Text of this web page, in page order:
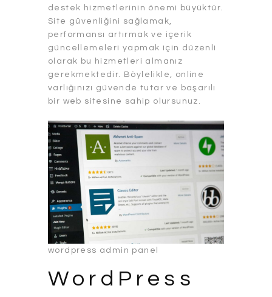
destek hizmetlerinin önemi büyüktür.
Site güvenliğini sağlamak,
performansı artırmak ve içerik
güncellemeleri yapmak için düzenli
olarak bu hizmetleri almanız
gerekmektedir. Böylelikle, online
varlığınızı güvende tutar ve başarılı
bir web sitesine sahip olursunuz.
wordpress admin panel
WordPress